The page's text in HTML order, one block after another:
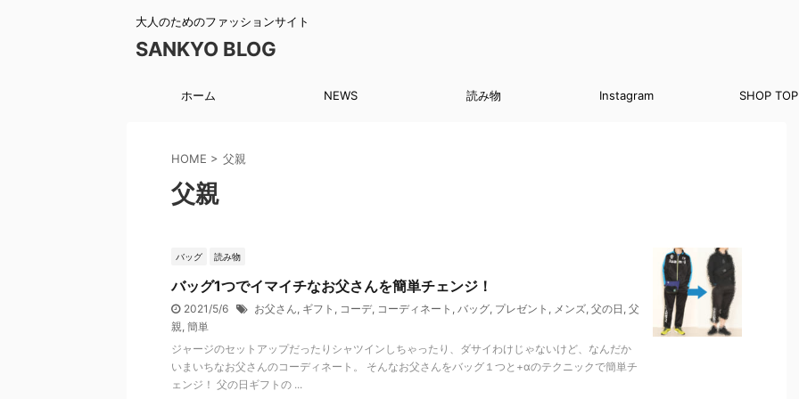
大人のためのファッションサイト
SANKYO BLOG
ホーム NEWS 読み物 Instagram SHOP TOP
HOME > 父親
父親
バッグ 読み物
バッグ1つでイマイチなお父さんを簡単チェンジ！
2021/5/6 お父さん, ギフト , コーデ, コーディネート , バッグ, プレゼント , メンズ, 父の日 , 父
親, 簡単
ジャージのセットアップだったりシャツインしちゃったり、ダサイわけじゃないけど、なんだか
いまいちなお父さんのコーディネート。 そんなお父さんをバッグ１つと+αのテクニックで簡単チ
ェンジ！ 父の日ギフトの ...